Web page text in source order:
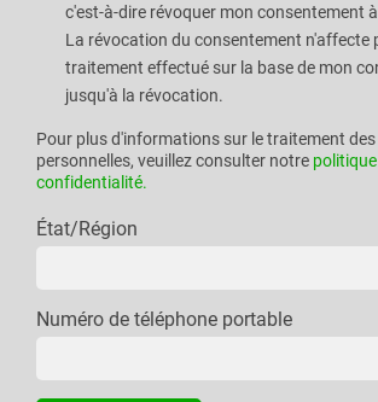
c'est-à-dire révoquer mon consentement
La révocation du consentement n'affecte
traitement effectué sur la base de mon
jusqu'à la révocation.
Pour plus d'informations sur le traitement
personnelles, veuillez consulter notre
confidentialité.
État/Région
Numéro de téléphone portable